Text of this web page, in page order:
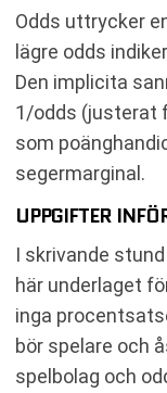
Odds uttrycker
lägre odds
Den implicita
1/odds (justerat
som
segermarginal.
UPPGIFTER
I skrivande
här underlaget
inga
bör spelare och
spelbolag och